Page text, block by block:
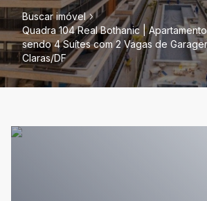
Buscar imóvel
Quadra 104 Real Bothanic |
sendo 4 Suítes com 2 Vagas de
Claras/DF